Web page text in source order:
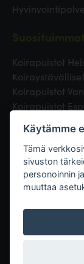
Koirapuistot
Koirapuistot
Koirapuistot
Eläinlääkäri
Koirapuistot
Linkit
Käytämme
Tämä
sivuston
personoinnin
muuttaa